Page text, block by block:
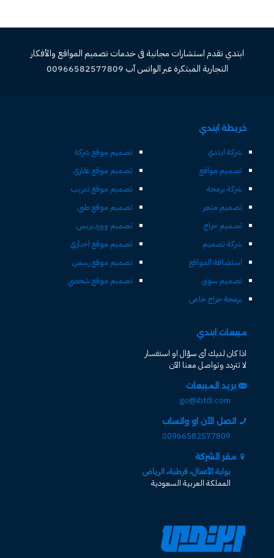
ابتدي تقدم استشارات مجانية فى خدمات تصميم المواقع والأفكار
التجارية المبتكرة عبر الواتس آب 00966582577809
خريطة ابتدي
شركة ابتدي
تصميم مواقع
شركة برمجة
تصميم متجر
تصميم حراج
شركة تصميم
استضافة المواقع
تصميم سوق
برمجة حراج خاص
تصميم موقع شركة
تصميم موقع عقاري
تصميم موقع تدريب
تصميم موقع طبي
تصميم ووردبريس
تصميم موقع اخباري
تصميم موقع رسمي
تصميم موقع شخصي
مبيعات ابتدي
اذا كان لديك أى سؤال او استفسار
لا تتردد وتواصل معنا الآن
بريد المبيعات
go@ibtdi.com
اتصل الآن او واتساب
00966582577809
مقر الشركة
بوابة الأعمال، قرطبة، الرياض
المملكة العربية السعودية